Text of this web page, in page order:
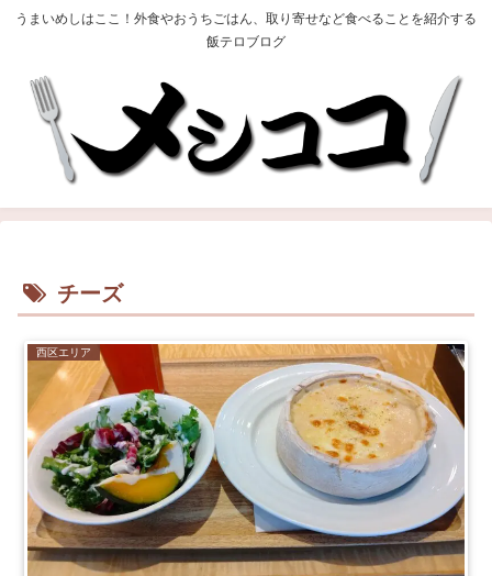
うまいめしはここ！外食やおうちごはん、取り寄せなど食べることを紹介する
飯テロブログ
チーズ
西区エリア